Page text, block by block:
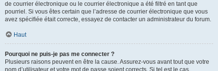
de courrier électronique ou le courrier électronique a été filtré en tant que
pourriel. Si vous êtes certain que l’adresse de courrier électronique que vous
avez spécifiée était correcte, essayez de contacter un administrateur du forum.
Haut
Pourquoi ne puis-je pas me connecter ?
Plusieurs raisons peuvent en être la cause. Assurez-vous avant tout que votre
nom d’utilisateur et votre mot de passe soient corrects. Si tel est le cas,